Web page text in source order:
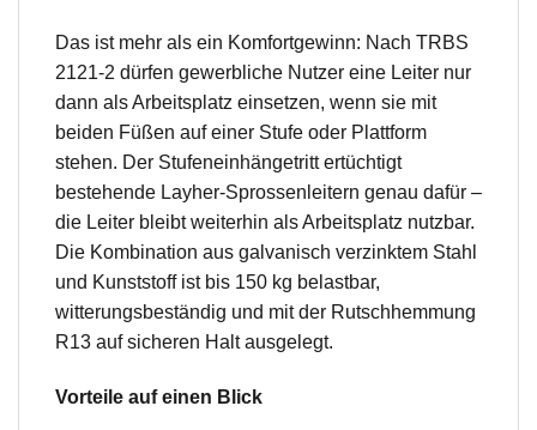
Das ist mehr als ein Komfortgewinn: Nach TRBS
2121-2 dürfen gewerbliche Nutzer eine Leiter nur
dann als Arbeitsplatz einsetzen, wenn sie mit
beiden Füßen auf einer Stufe oder Plattform
stehen. Der Stufeneinhängetritt ertüchtigt
bestehende Layher-Sprossenleitern genau dafür –
die Leiter bleibt weiterhin als Arbeitsplatz nutzbar.
Die Kombination aus galvanisch verzinktem Stahl
und Kunststoff ist bis 150 kg belastbar,
witterungsbeständig und mit der Rutschhemmung
R13 auf sicheren Halt ausgelegt.
Vorteile auf einen Blick